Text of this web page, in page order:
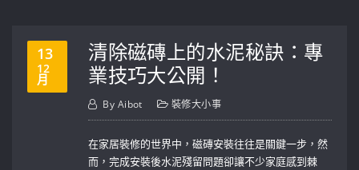
13
12
月
清除磁磚上的水泥秘訣：專
業技巧大公開！
By Aibot 裝修大小事
在家居裝修的世界中，磁磚安裝往往是關鍵一步，然
而，完成安裝後水泥殘留問題卻讓不少家庭感到棘